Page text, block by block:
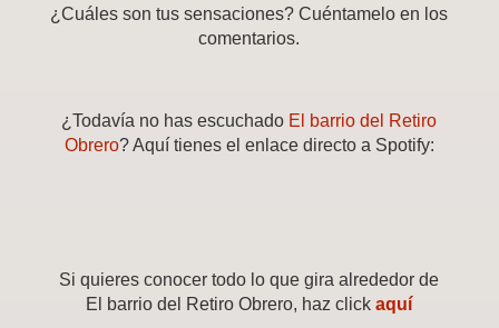
¿Cuáles son tus sensaciones? Cuéntamelo en los
comentarios.
¿Todavía no has escuchado El barrio del Retiro
Obrero? Aquí tienes el enlace directo a Spotify:
Si quieres conocer todo lo que gira alrededor de
El barrio del Retiro Obrero, haz click aquí